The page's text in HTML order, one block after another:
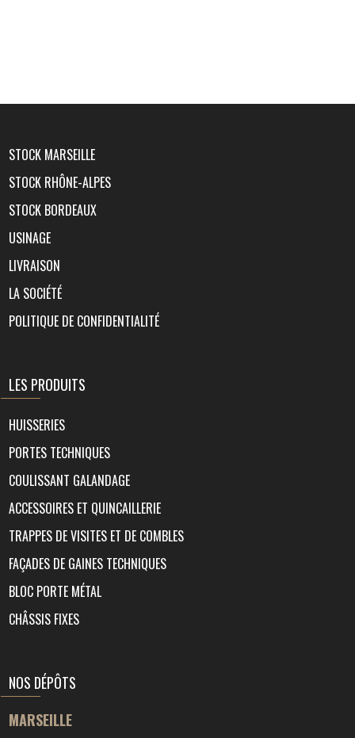
STOCK MARSEILLE
STOCK RHÔNE-ALPES
STOCK BORDEAUX
USINAGE
LIVRAISON
LA SOCIÉTÉ
POLITIQUE DE CONFIDENTIALITÉ
LES PRODUITS
HUISSERIES
PORTES TECHNIQUES
COULISSANT GALANDAGE
ACCESSOIRES ET QUINCAILLERIE
TRAPPES DE VISITES ET DE COMBLES
FAÇADES DE GAINES TECHNIQUES
BLOC PORTE MÉTAL
CHÂSSIS FIXES
NOS DÉPÔTS
MARSEILLE